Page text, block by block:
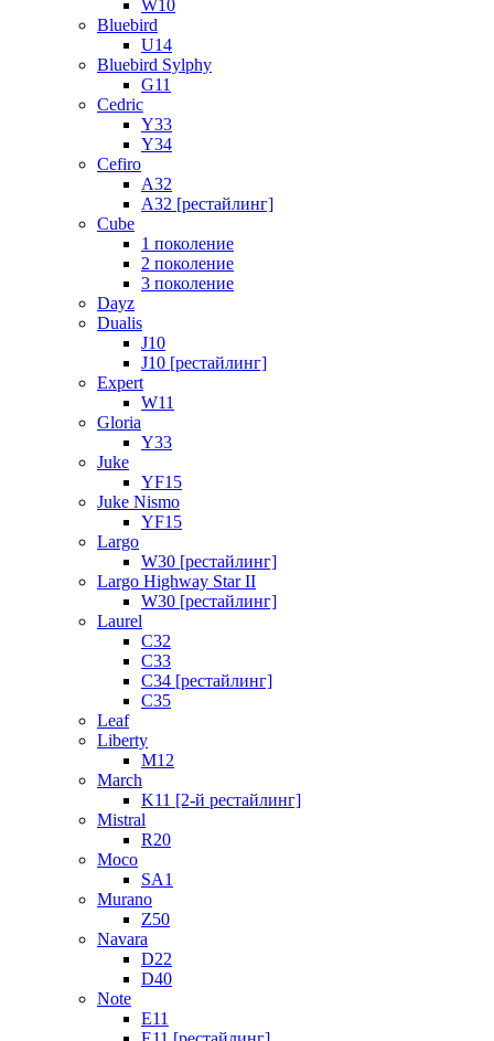
W10
Bluebird
U14
Bluebird Sylphy
G11
Cedric
Y33
Y34
Cefiro
A32
A32 [рестайлинг]
Cube
1 поколение
2 поколение
3 поколение
Dayz
Dualis
J10
J10 [рестайлинг]
Expert
W11
Gloria
Y33
Juke
YF15
Juke Nismo
YF15
Largo
W30 [рестайлинг]
Largo Highway Star II
W30 [рестайлинг]
Laurel
C32
C33
C34 [рестайлинг]
C35
Leaf
Liberty
M12
March
K11 [2-й рестайлинг]
Mistral
R20
Moco
SA1
Murano
Z50
Navara
D22
D40
Note
E11